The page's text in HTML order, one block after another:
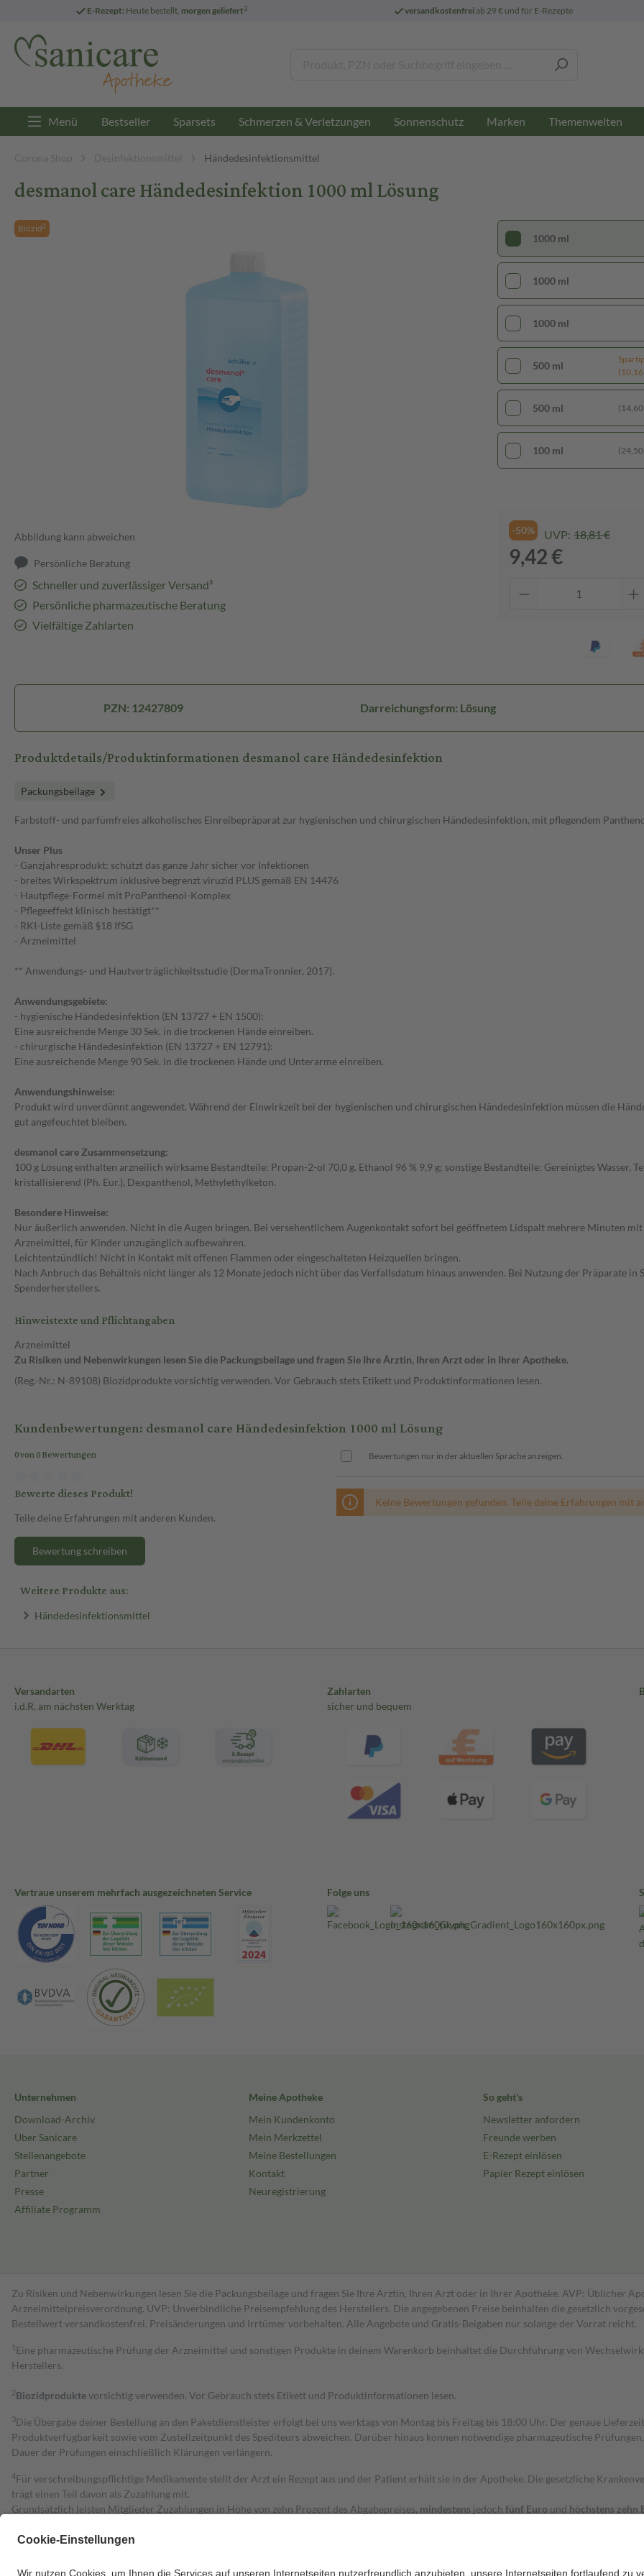
E-Rezept: Heute bestellt, morgen geliefert3 versandkostenfreiab 29 € und für E-Rezepte
Menü Bestseller Sparsets Schmerzen & Verletzungen Sonnenschutz Marken Themenwelten
Corona Shop Desinfektionsmittel Händedesinfektionsmittel
desmanol care Händedesinfektion 1000 ml Lösung
Biozid2
Abbildung kann abweichen
Persönliche Beratung
Schneller und zuverlässiger Versand³
Persönliche pharmazeutische Beratung
Vielfältige Zahlarten
1000 ml
1000 ml
1000 ml
500 ml
(10,16
500 ml (14,60
100 ml (24,50
-50% UVP: 18,81 €
9,42 €
PZN: 12427809 Darreichungsform: Lösung
Produktdetails/Produktinformationen desmanol care Händedesinfektion
Packungsbeilage
Farbstoff- und parfümfreies alkoholisches Einreibepräparat zur hygienischen und chirurgischen Händedesinfektion, mit pflegendem
Unser Plus
- Ganzjahresprodukt: schützt das ganze Jahr sicher vor Infektionen
- breites Wirkspektrum inklusive begrenzt viruzid PLUS gemäß EN 14476
- Hautpflege-Formel mit ProPanthenol-Komplex
- Pflegeeffekt klinisch bestätigt**
- RKI-Liste gemäß §18 IfSG
- Arzneimittel
** Anwendungs- und Hautverträglichkeitsstudie (DermaTronnier, 2017).
Anwendungsgebiete:
- hygienische Händedesinfektion (EN 13727 + EN 1500):
Eine ausreichende Menge 30 Sek. in die trockenen Hände einreiben.
- chirurgische Händedesinfektion (EN 13727 + EN 12791):
Eine ausreichende Menge 90 Sek. in die trockenen Hände und Unterarme einreiben.
Anwendungshinweise:
Produkt wird unverdünnt angewendet. Während der Einwirkzeit bei der hygienischen und chirurgischen Händedesinfektion müssen die
gut angefeuchtet bleiben.
desmanol care Zusammensetzung:
100 g Lösung enthalten arzneilich wirksame Bestandteile: Propan-2-ol 70,0 g. Ethanol 96 % 9,9 g; sonstige Bestandteile: Gereinigtes Wasser,
kristallisierend (Ph. Eur.), Dexpanthenol, Methylethylketon.
Besondere Hinweise:
Nur äußerlich anwenden. Nicht in die Augen bringen. Bei versehentlichem Augenkontakt sofort bei geöffnetem Lidspalt mehrere Minuten mit
Arzneimittel, für Kinder unzugänglich aufbewahren.
Leichtentzündlich! Nicht in Kontakt mit offenen Flammen oder eingeschalteten Heizquellen bringen.
Nach Anbruch das Behältnis nicht länger als 12 Monate jedoch nicht über das Verfallsdatum hinaus anwenden. Bei Nutzung der Präparate in
Spenderherstellers.
Hinweistexte und Pflichtangaben
Arzneimittel
Zu Risiken und Nebenwirkungen lesen Sie die Packungsbeilage und fragen Sie Ihre Ärztin, Ihren Arzt oder in Ihrer Apotheke.
(Reg.-Nr.: N-89108) Biozidprodukte vorsichtig verwenden. Vor Gebrauch stets Etikett und Produktinformationen lesen.
Kundenbewertungen: desmanol care Händedesinfektion 1000 ml Lösung
0 von 0 Bewertungen
Bewerte dieses Produkt!
Teile deine Erfahrungen mit anderen Kunden.
Bewertung schreiben
Bewertungen nur in der aktuellen Sprache anzeigen.
Keine Bewertungen gefunden. Teile deine Erfahrungen mit
Weitere Produkte aus:
Händedesinfektionsmittel
Versandarten
i.d.R. am nächsten Werktag
Zahlarten
sicher und bequem
Vertraue unserem mehrfach ausgezeichneten Service Folge uns
Unternehmen
Download-Archiv
Über Sanicare
Stellenangebote
Partner
Presse
Affiliate Programm
Meine Apotheke
Mein Kundenkonto
Mein Merkzettel
Meine Bestellungen
Kontakt
Neuregistrierung
So geht's
Newsletter anfordern
Freunde werben
E-Rezept einlösen
Papier Rezept einlösen
Zu Risiken und Nebenwirkungen lesen Sie die Packungsbeilage und fragen Sie Ihre Ärztin, Ihren Arzt oder in Ihrer Apotheke. AVP: Üblicher
Arzneimittelpreisverordnung. UVP: Unverbindliche Preisempfehlung des Herstellers. Die angegebenen Preise beinhalten die gesetzlich
Bestell­wert versand­kosten­frei. Preisänderungen und Irrtümer vorbehalten. Alle Angebote und Gratis-Beigaben nur solange der Vorrat reicht.
1 Eine pharmazeutische Prüfung der Arzneimittel und sonstigen Produkte in deinem Warenkorb beinhaltet die Durchführung von
Herstellers.
2Biozidproduktevorsichtig verwenden. Vor Gebrauch stets Etikett und Produktinformationen lesen.
3Die Übergabe deiner Bestellung an den Paketdienstleister erfolgt bei uns werktags von Montag bis Freitag bis 18:00 Uhr. Der genaue
Produktverfügbarkeit sowie vom Zustellzeitpunkt des Spediteurs abweichen. Darüber hinaus können notwendige pharmazeutische
Dauer der Prüfungen einschließlich Klärungen verlängern.
4Für verschreibungspflichtige Medikamente stellt der Arzt ein Rezept aus und der Patient erhält sie in der Apotheke. Die gesetzliche
trägt einen Teil davon als Zuzahlung mit.
Grundsätzlich leisten Mitglieder Zuzahlungen in Höhe von zehn Prozent des Abgabepreises, mindestens jedoch fünf Euro und höchstens zehn
Diese Regeln gelten grundsätzlich auch für Online-Apotheken.
Um das Engagement der Versicherten für ihre eigene Gesundheit zu stärken und die besondere Stellung der Familie zu unterstützen, fallen